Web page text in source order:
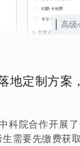
高级
地定制方案
科院合作开展
需要先缴费获